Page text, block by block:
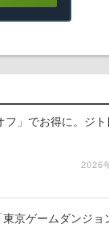
フ」でお得に。ジ
2026
京ゲームダンジョ